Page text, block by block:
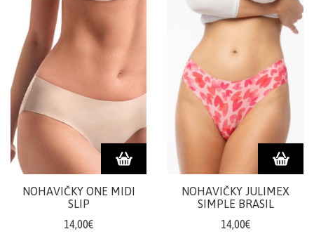
NOHAVIČKY ONE MIDI
SLIP
14,00€
NOHAVIČKY JULIMEX
SIMPLE BRASIL
14,00€